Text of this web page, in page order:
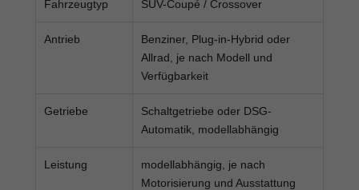
Fahrzeugtyp SUV-Coupé / Crossover
Antrieb
Benziner, Plug-in-Hybrid oder
Allrad, je nach Modell und
Verfügbarkeit
Getriebe
Schaltgetriebe oder DSG-
Automatik, modellabhängig
Leistung
modellabhängig, je nach
Motorisierung und Ausstattung